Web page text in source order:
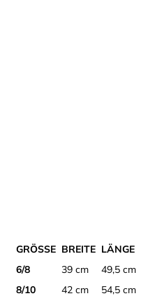
GRÖSSE BREITE LÄNGE
6/8
39 cm 49,5 cm
8/10
42 cm 54,5 cm